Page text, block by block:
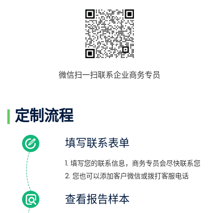
微信扫一扫联系企业商务专员
定制流程
填写联系表单
1. 填写您的联系信息，商务专员会尽快联系您
2. 您也可以添加客户微信或拨打客服电话
查看报告样本